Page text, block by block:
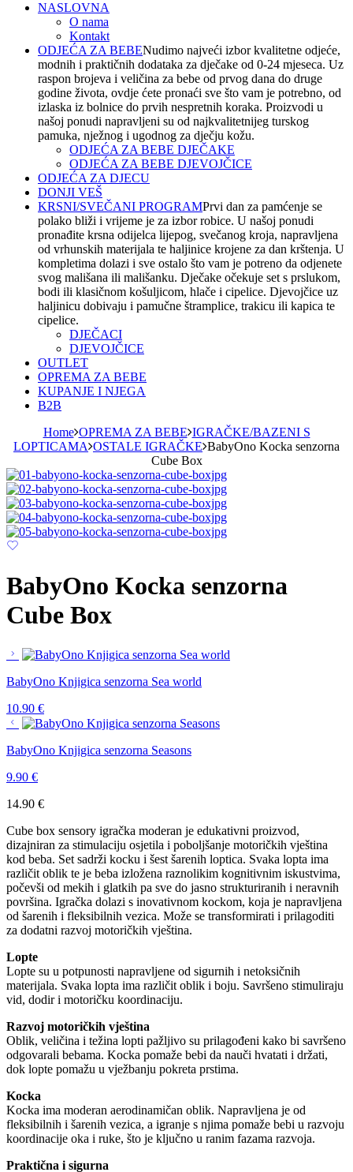
NASLOVNA
O nama
Kontakt
ODJEĆA ZA BEBENudimo najveći izbor kvalitetne odjeće,
modnih i praktičnih dodataka za dječake od 0-24 mjeseca. Uz
raspon brojeva i veličina za bebe od prvog dana do druge
godine života, ovdje ćete pronaći sve što vam je potrebno, od
izlaska iz bolnice do prvih nespretnih koraka. Proizvodi u
našoj ponudi napravljeni su od najkvalitetnijeg turskog
pamuka, nježnog i ugodnog za dječju kožu.
ODJEĆA ZA BEBE DJEČAKE
ODJEĆA ZA BEBE DJEVOJČICE
ODJEĆA ZA DJECU
DONJI VEŠ
KRSNI/SVEČANI PROGRAMPrvi dan za pamćenje se
polako bliži i vrijeme je za izbor robice. U našoj ponudi
pronađite krsna odijelca lijepog, svečanog kroja, napravljena
od vrhunskih materijala te haljinice krojene za dan krštenja. U
kompletima dolazi i sve ostalo što vam je potreno da odjenete
svog mališana ili mališanku. Dječake očekuje set s prslukom,
bodi ili klasičnom košuljicom, hlače i cipelice. Djevojčice uz
haljinicu dobivaju i pamučne štramplice, trakicu ili kapica te
cipelice.
DJEČACI
DJEVOJČICE
OUTLET
OPREMA ZA BEBE
KUPANJE I NJEGA
B2B
Home OPREMA ZA BEBE IGRAČKE/BAZENI S
LOPTICAMA OSTALE IGRAČKE BabyOno Kocka senzorna
Cube Box
BabyOno Kocka senzorna
Cube Box
BabyOno Knjigica senzorna Sea world
10.90 €
BabyOno Knjigica senzorna Seasons
9.90 €
14.90 €
Cube box sensory igračka moderan je edukativni proizvod,
dizajniran za stimulaciju osjetila i poboljšanje motoričkih vještina
kod beba. Set sadrži kocku i šest šarenih loptica. Svaka lopta ima
različit oblik te je beba izložena raznolikim kognitivnim iskustvima,
počevši od mekih i glatkih pa sve do jasno strukturiranih i neravnih
površina. Igračka dolazi s inovativnom kockom, koja je napravljena
od šarenih i fleksibilnih vezica. Može se transformirati i prilagoditi
za dodatni razvoj motoričkih vještina.
Lopte
Lopte su u potpunosti napravljene od sigurnih i netoksičnih
materijala. Svaka lopta ima različit oblik i boju. Savršeno stimuliraju
vid, dodir i motoričku koordinaciju.
Razvoj motoričkih vještina
Oblik, veličina i težina lopti pažljivo su prilagođeni kako bi savršeno
odgovarali bebama. Kocka pomaže bebi da nauči hvatati i držati,
dok lopte pomažu u vježbanju pokreta prstima.
Kocka
Kocka ima moderan aerodinamičan oblik. Napravljena je od
fleksibilnih i šarenih vezica, a igranje s njima pomaže bebi u razvoju
koordinacije oka i ruke, što je ključno u ranim fazama razvoja.
Praktična i sigurna